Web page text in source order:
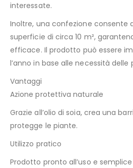
interessate.
Inoltre, una confezione consente
superficie di circa 10 m²,
efficace. Il prodotto può essere
l’anno in base alle necessità delle
Vantaggi
Azione protettiva naturale
Grazie all’olio di soia, crea una
protegge le piante.
Utilizzo pratico
Prodotto pronto all’uso e